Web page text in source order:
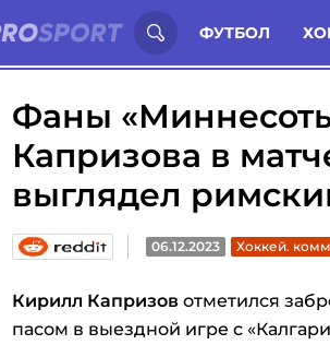
ФУТБОЛ
Иностранцы о спорте России: Статьи
Фаны
Капризова в
выглядел
06.12.2023 Хоккей.
Кирилл Капризов отметился
пасом в выездной игре с